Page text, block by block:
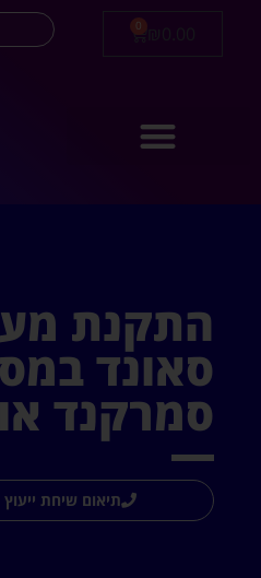
0
התקנת
סאונד
סמרקנד
תיאום שיחת